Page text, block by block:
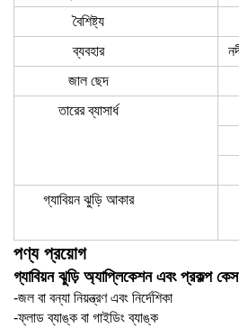
বৈশিষ্ট্য
ব্যবহার
জাল ছেদ
তারের ব্যাসার্ধ
গ্যাবিয়ন ঝুড়ি আকার
পণ্য প্রয়োগ
গ্যাবিয়ন ঝুড়ি অ্যাপ্লিকেশন এবং প্রকল্প কেস
-জল বা বন্যা নিয়ন্ত্রণ এবং নির্দেশিকা
-ফ্লাড ব্যাঙ্ক বা গাইডিং ব্যাঙ্ক